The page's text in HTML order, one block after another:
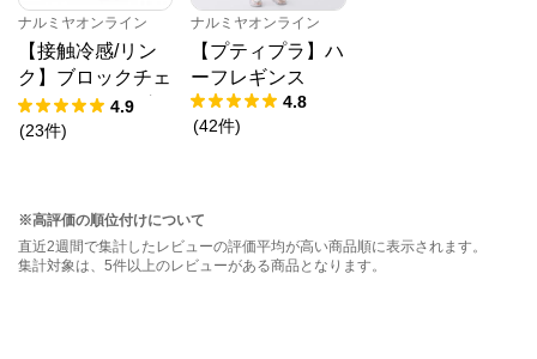
ナルミヤオンライン
【接触冷感/リン
ク】ブロックチェ
ックドッキングT
シャツ
4.9
(23件)
ナルミヤオンライン
【プティプラ】ハ
ーフレギンス
4.8
(42件)
※高評価の順位付けについて
直近2週間で集計したレビューの評価平均が高い商品順に表示されます。
集計対象は、5件以上のレビューがある商品となります。